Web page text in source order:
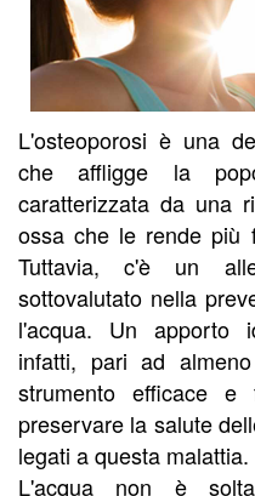
L'osteoporosi è una
che affligge la
caratterizzata da una
ossa che le rende più
Tuttavia, c'è un
sottovalutato nella
l'acqua. Un apporto
infatti, pari ad
strumento efficace e
preservare la salute
legati a questa malattia.
L'acqua non è